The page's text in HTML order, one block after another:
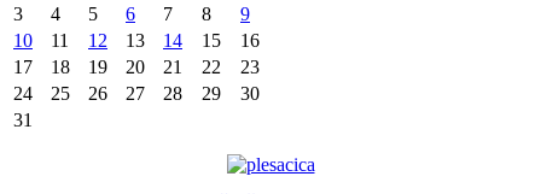
3
4 5 6 7 8
9
10
11 12 13 14 15
16
17
18 19 20 21 22
23
24
25 26 27 28 29
30
31